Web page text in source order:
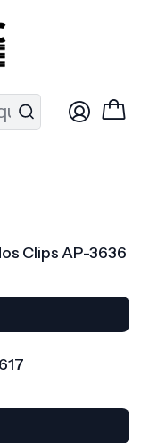
en el MUT
Clips AP-3636